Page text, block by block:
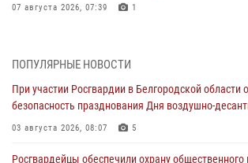
07 августа 2026, 07:39 1
Подвиги героев‑росгвардейцев увековечили в
экспозиции белгородского музея‑диорамы
ПОПУЛЯРНЫЕ НОВОСТИ
При участии Росгвардии в Белгородской области
безопасность празднования Дня воздушно-
03 августа 2026, 08:07 5
Росгвардейцы обеспечили охрану